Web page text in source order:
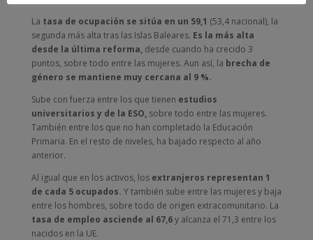
La tasa de ocupación se sitúa en un 59,1 (53,4 nacional), la
segunda más alta tras las Islas Baleares. Es la más alta
desde la última reforma,desde cuando ha crecido 3
puntos, sobre todo entre las mujeres. Aun así, la brecha de
género se mantiene muy cercana al 9 %.
Sube con fuerza entre los que tienen estudios
universitarios y de la ESO,sobre todo entre las mujeres.
También entre los que no han completado la Educación
Primaria. En el resto de niveles, ha bajado respecto al año
anterior.
Al igual que en los activos, los extranjeros representan 1
de cada 5 ocupados. Y también sube entre las mujeres y baja
entre los hombres, sobre todo de origen extracomunitario. La
tasa de empleo asciende al 67,6y alcanza el 71,3 entre los
nacidos en la UE.